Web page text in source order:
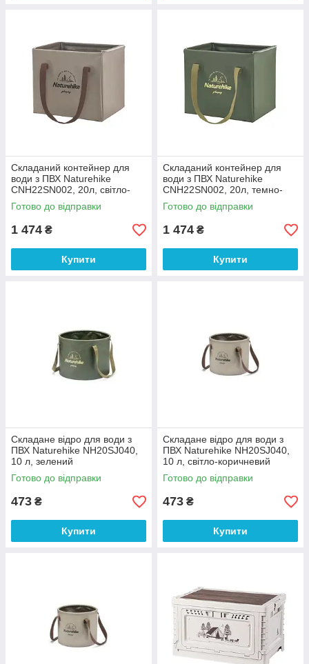
Складаний контейнер для
води з ПВХ Naturehike
CNH22SN002, 20л, світло-
коричневий
Готово до відправки
1 474 ₴
Купити
Складаний контейнер для
води з ПВХ Naturehike
CNH22SN002, 20л, темно-
зелений
Готово до відправки
1 474 ₴
Купити
Складане відро для води з
ПВХ Naturehike NH20SJ040,
10 л, зелений
Готово до відправки
473 ₴
Купити
Складане відро для води з
ПВХ Naturehike NH20SJ040,
10 л, світло-коричневий
Готово до відправки
473 ₴
Купити